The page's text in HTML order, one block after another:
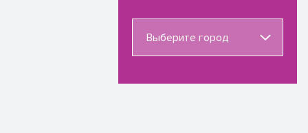
Выберите город